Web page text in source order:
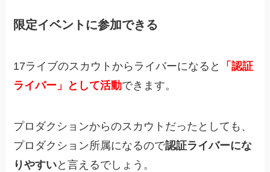
限定イベントに参加できる
17ライブのスカウトからライバーになると
「認証
ライバー」として活動できます。
プロダクションからのスカウトだったとしても、
プロダクション所属になるので認証ライバーにな
りやすいと言えるでしょう。